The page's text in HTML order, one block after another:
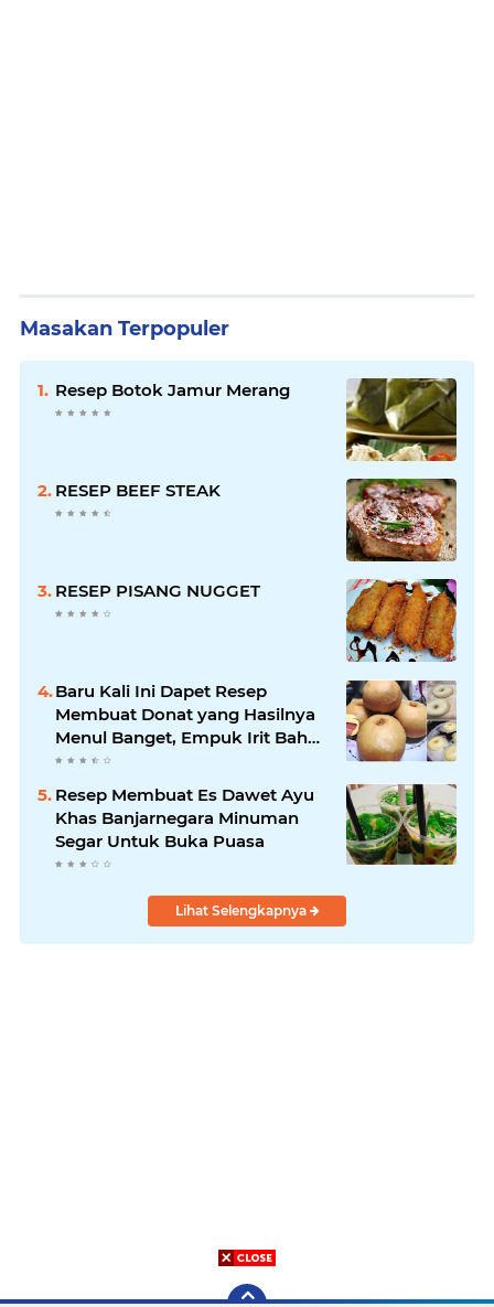
Masakan Terpopuler
Resep Botok Jamur Merang
RESEP BEEF STEAK
RESEP PISANG NUGGET
Baru Kali Ini Dapet Resep
Membuat Donat yang Hasilnya
Menul Banget, Empuk Irit Bahan
!
Resep Membuat Es Dawet Ayu
Khas Banjarnegara Minuman
Segar Untuk Buka Puasa
Lihat Selengkapnya